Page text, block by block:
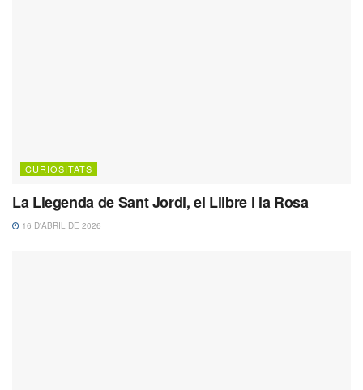
CURIOSITATS
La Llegenda de Sant Jordi, el Llibre i la Rosa
16 D'ABRIL DE 2026